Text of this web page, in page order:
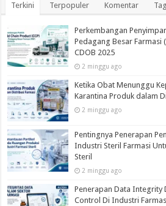
Terkini Terpopuler Komentar
Perkembangan
Pedagang Besar Farmasi
CDOB 2025
2 minggu ago
Ketika Obat Menunggu
Karantina Produk dalam
2 minggu ago
Pentingnya Penerapan
Industri Steril Farmasi
Steril
2 minggu ago
Penerapan Data Integrity
Control Di Industri